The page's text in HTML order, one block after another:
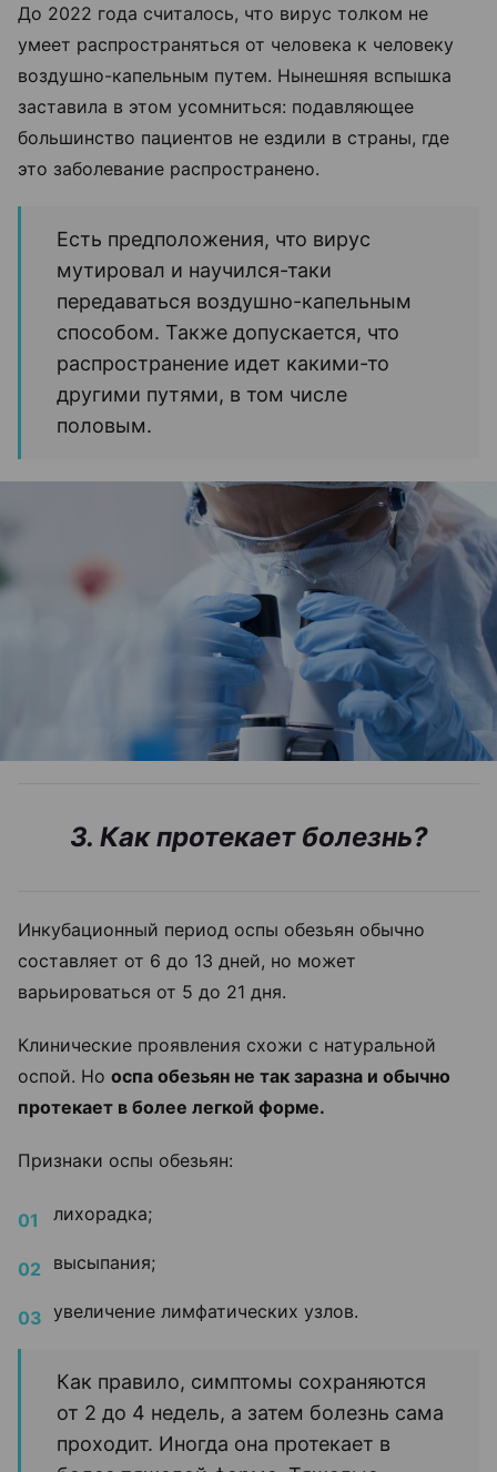
До 2022 года считалось, что вирус толком не
умеет распространяться от человека к человеку
воздушно-капельным путем. Нынешняя вспышка
заставила в этом усомниться: подавляющее
большинство пациентов не ездили в страны, где
это заболевание распространено.
Есть предположения, что вирус
мутировал и научился-таки
передаваться воздушно-капельным
способом. Также допускается, что
распространение идет какими-то
другими путями, в том числе
половым.
3. Как протекает болезнь?
Инкубационный период оспы обезьян обычно
составляет от 6 до 13 дней, но может
варьироваться от 5 до 21 дня.
Клинические проявления схожи с натуральной
оспой. Но оспа обезьян не так заразна и обычно
протекает в более легкой форме.
Признаки оспы обезьян:
лихорадка;
высыпания;
увеличение лимфатических узлов.
Как правило, симптомы сохраняются
от 2 до 4 недель, а затем болезнь сама
проходит. Иногда она протекает в